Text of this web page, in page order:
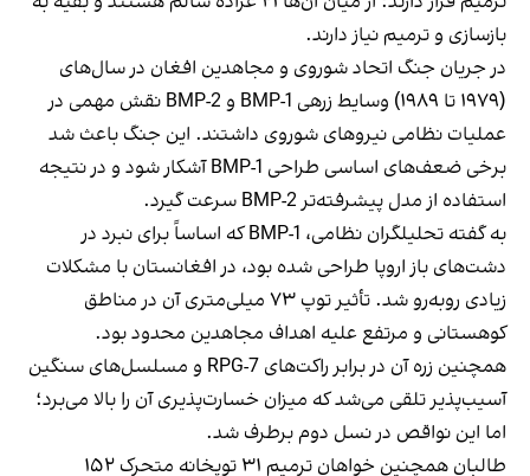
بازسازی و ترمیم نیاز دارند.
در جریان جنگ اتحاد شوروی و مجاهدین افغان در سال‌های
(۱۹۷۹ تا ۱۹۸۹) وسایط زرهی BMP-1 و BMP-2 نقش مهمی در
عملیات نظامی نیروهای شوروی داشتند. این جنگ باعث شد
برخی ضعف‌های اساسی طراحی BMP-1 آشکار شود و در نتیجه
استفاده از مدل پیشرفته‌تر BMP-2 سرعت گیرد.
به گفته تحلیلگران نظامی، BMP-1 که اساساً برای نبرد در
دشت‌های باز اروپا طراحی شده بود، در افغانستان با مشکلات
زیادی روبه‌رو شد. تأثیر توپ ۷۳ میلی‌متری آن در مناطق
کوهستانی و مرتفع علیه اهداف مجاهدین محدود بود.
همچنین زره آن در برابر راکت‌های RPG-7 و مسلسل‌های سنگین
آسیب‌پذیر تلقی می‌شد که میزان خسارت‌پذیری آن را بالا می‌برد؛
اما این نواقص در نسل دوم برطرف شد.
طالبان همچنین خواهان ترمیم ۳۱ توپخانه متحرک ۱۵۲